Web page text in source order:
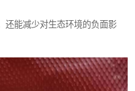
还能减少对生态环境的负面影